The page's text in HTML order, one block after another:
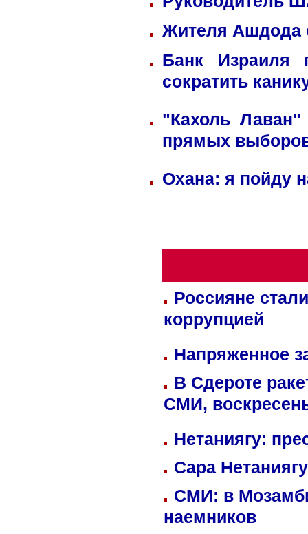
Жителя Ашдода
Банк Израиля
сократить
"Кахоль
прямых
Охана: я пойду
Россияне
коррупцией
Напряженное
В Сдероте
СМИ,
Нетаниягу:
Сара
СМИ: в
наемников